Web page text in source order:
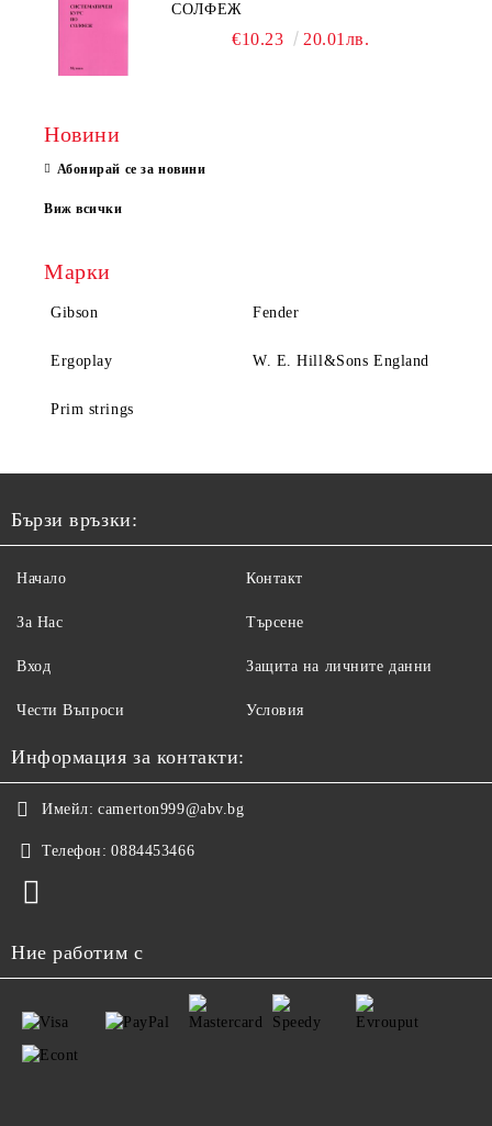
СОЛФЕЖ
€10.23 20.01лв.
Новини
Абонирай се за новини
Виж всички
Марки
Gibson Fender
Ergoplay W. E. Hill&Sons England
Prim strings
Бързи връзки:
Начало
За Нас
Вход
Чести Въпроси
Контакт
Търсене
Защита на личните данни
Условия
Информация за контакти:
Имейл: camerton999@abv.bg
Телефон: 0884453466
Ние работим с